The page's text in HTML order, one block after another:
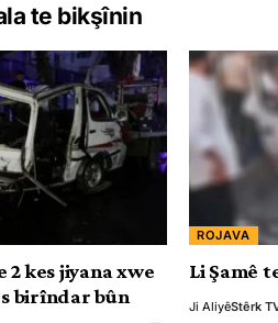
te bikşînin
2 kes jiyana xwe
birîndar bûn
ROJAVA
Li Şamê
Ji AliyêStêrk